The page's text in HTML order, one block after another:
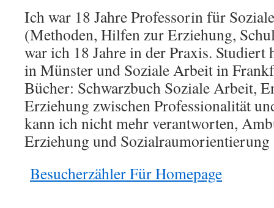
Ich war 18 Jahre Professorin für
(Methoden, Hilfen zur Erziehung,
war ich 18 Jahre in der Praxis. Studiert
in Münster und Soziale Arbeit in
Bücher: Schwarzbuch Soziale Arbeit,
Erziehung zwischen Professionalität
kann ich nicht mehr verantworten,
Erziehung und Sozialraumorientierung
Besucherzähler Für Homepage